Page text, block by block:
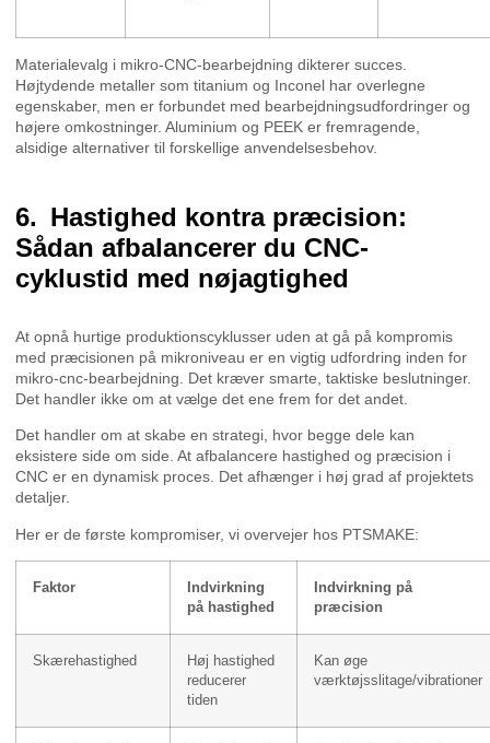
Materialevalg i mikro-CNC-bearbejdning dikterer succes.
Højtydende metaller som titanium og Inconel har overlegne
egenskaber, men er forbundet med bearbejdningsudfordringer og
højere omkostninger. Aluminium og PEEK er fremragende,
alsidige alternativer til forskellige anvendelsesbehov.
Hastighed kontra præcision:
Sådan afbalancerer du CNC-
cyklustid med nøjagtighed
At opnå hurtige produktionscyklusser uden at gå på kompromis
med præcisionen på mikroniveau er en vigtig udfordring inden for
mikro-cnc-bearbejdning. Det kræver smarte, taktiske beslutninger.
Det handler ikke om at vælge det ene frem for det andet.
Det handler om at skabe en strategi, hvor begge dele kan
eksistere side om side. At afbalancere hastighed og præcision i
CNC er en dynamisk proces. Det afhænger i høj grad af projektets
detaljer.
Her er de første kompromiser, vi overvejer hos PTSMAKE:
Faktor
Indvirkning
på hastighed
Indvirkning på
præcision
Skærehastighed
Høj hastighed
reducerer
tiden
Kan øge
værktøjsslitage/vibrationer